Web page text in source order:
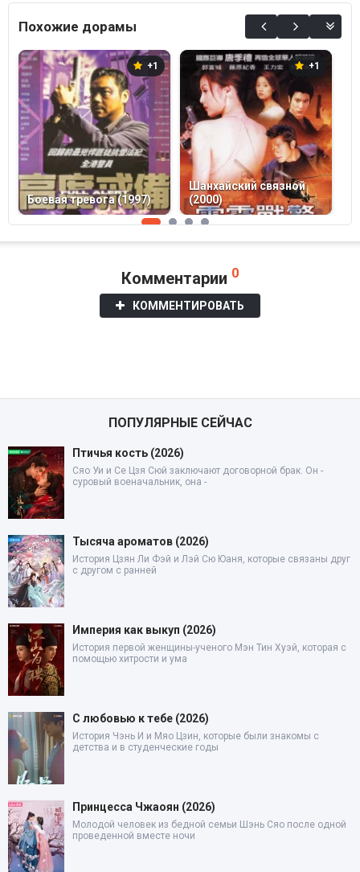
Похожие дорамы
+1
Боевая тревога (1997)
+1
Шанхайский связной
(2000)
Комментарии 0
КОММЕНТИРОВАТЬ
ПОПУЛЯРНЫЕ СЕЙЧАС
Птичья кость (2026)
Сяо Уи и Се Цзя Сюй заключают договорной брак. Он -
суровый военачальник, она -
Тысяча ароматов (2026)
История Цзян Ли Фэй и Лэй Сю Юаня, которые связаны друг
с другом с ранней
Империя как выкуп (2026)
История первой женщины-ученого Мэн Тин Хуэй, которая с
помощью хитрости и ума
С любовью к тебе (2026)
История Чэнь И и Мяо Цзин, которые были знакомы с
детства и в студенческие годы
Принцесса Чжаоян (2026)
Молодой человек из бедной семьи Шэнь Сяо после одной
проведенной вместе ночи